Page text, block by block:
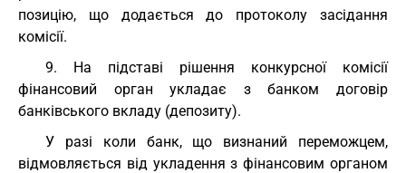
позицію, що додається до протоколу засідання
комісії.
9. На підставі рішення конкурсної комісії
фінансовий орган укладає з банком договір
банківського вкладу (депозиту).
У разі коли банк, що визнаний переможцем,
відмовляється від укладення з фінансовим органом